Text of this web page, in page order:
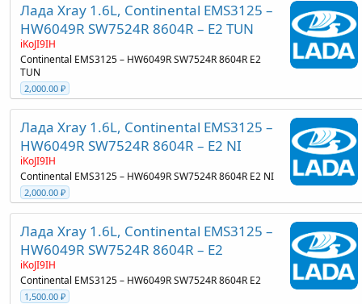
Лада Xray 1.6L, Continental EMS3125 –
HW6049R SW7524R 8604R – E2 TUN
iKoJI9IH
Continental EMS3125 – HW6049R SW7524R 8604R E2
TUN
2,000.00 ₽
Лада Xray 1.6L, Continental EMS3125 –
HW6049R SW7524R 8604R – E2 NI
iKoJI9IH
Continental EMS3125 – HW6049R SW7524R 8604R E2 NI
2,000.00 ₽
Лада Xray 1.6L, Continental EMS3125 –
HW6049R SW7524R 8604R – E2
iKoJI9IH
Continental EMS3125 – HW6049R SW7524R 8604R E2
1,500.00 ₽